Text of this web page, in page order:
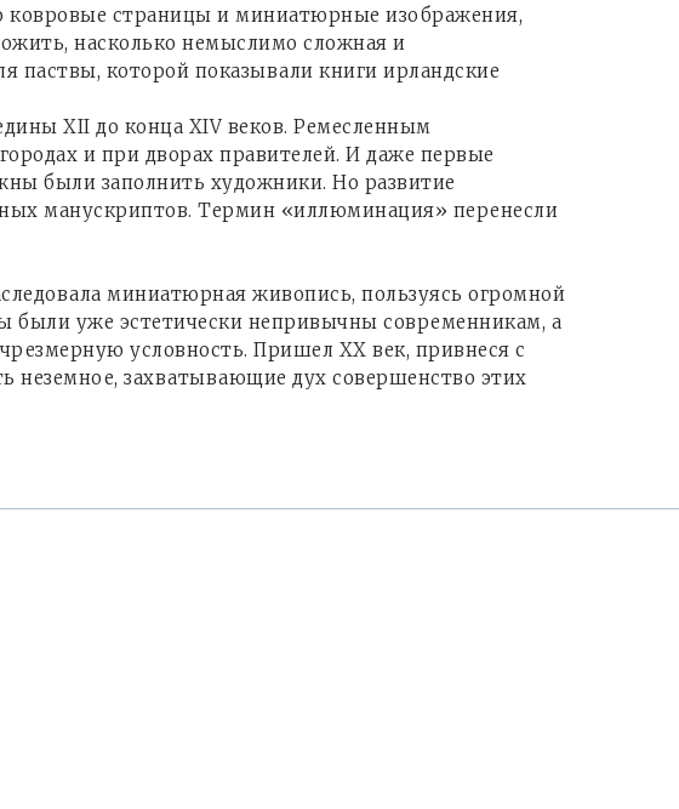
ковровые страницы и миниатюрные изображения,
насколько немыслимо сложная и
паствы, которой показывали книги ирландские
XII до конца XIV веков. Ремесленным
и при дворах правителей. И даже первые
были заполнить художники. Но развитие
манускриптов. Термин «иллюминация» перенесли
миниатюрная живопись, пользуясь огромной
были уже эстетически непривычны современникам, а
условность. Пришел ХХ век, привнеся с
неземное, захватывающие дух совершенство этих